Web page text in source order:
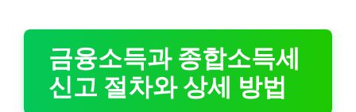
금융소득과 종합소득세
신고 절차와 상세 방법